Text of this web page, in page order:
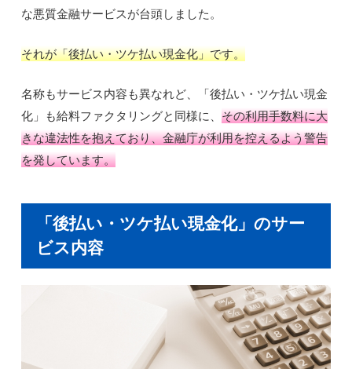
な悪質金融サービスが台頭しました。
それが「後払い・ツケ払い現金化」です。
名称もサービス内容も異なれど、「後払い・ツケ払い現金
化」も給料ファクタリングと同様に、その利用手数料に大
きな違法性を抱えており、金融庁が利用を控えるよう警告
を発しています。
「後払い・ツケ払い現金化」のサー
ビス内容